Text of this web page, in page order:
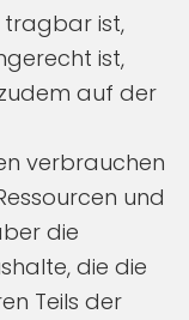
tragbar ist,
ist,
auf der
verbrauchen
und
die
die die
Teils der